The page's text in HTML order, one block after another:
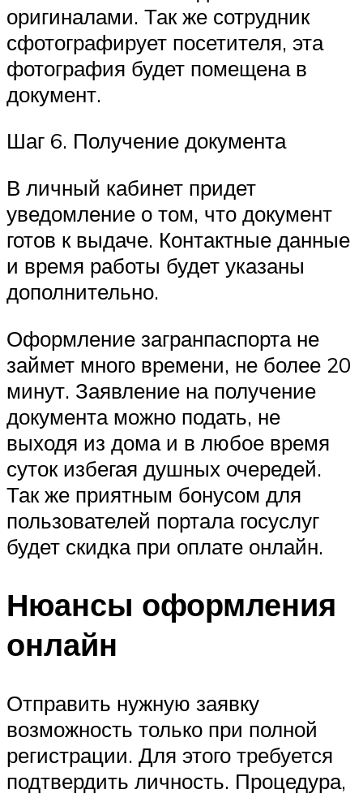
оригиналами. Так же сотрудник
сфотографирует посетителя, эта
фотография будет помещена в
документ.
Шаг 6. Получение документа
В личный кабинет придет
уведомление о том, что документ
готов к выдаче. Контактные данные
и время работы будет указаны
дополнительно.
Оформление загранпаспорта не
займет много времени, не более 20
минут. Заявление на получение
документа можно подать, не
выходя из дома и в любое время
суток избегая душных очередей.
Так же приятным бонусом для
пользователей портала госуслуг
будет скидка при оплате онлайн.
Нюансы оформления
онлайн
Отправить нужную заявку
возможность только при полной
регистрации. Для этого требуется
подтвердить личность. Процедура,